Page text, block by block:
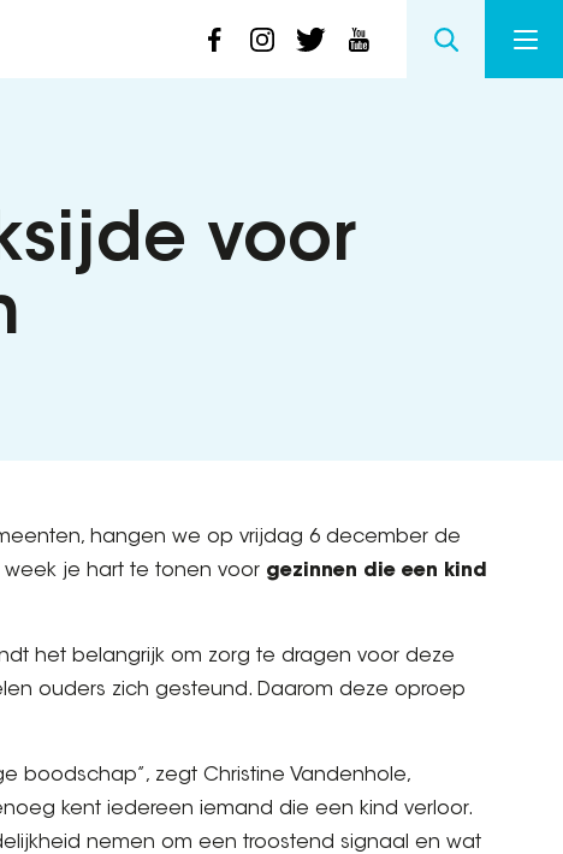
voor
hangen we op vrijdag 6 december de
week je hart te tonen voor gezinnen die een kind
het belangrijk om zorg te dragen voor deze
ouders zich gesteund. Daarom deze oproep
boodschap”, zegt Christine Vandenhole,
kent iedereen iemand die een kind verloor.
nemen om een troostend signaal en wat